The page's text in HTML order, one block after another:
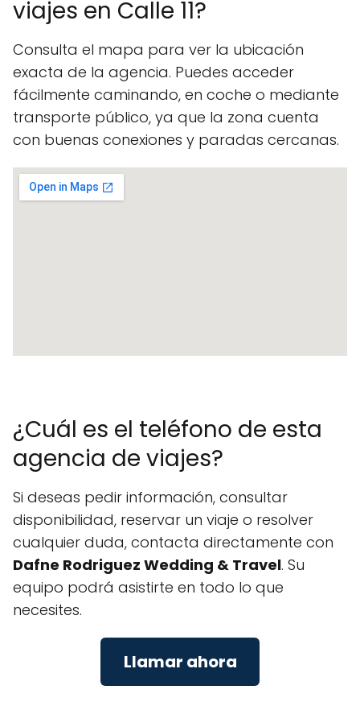
viajes en Calle 11?
Consulta el mapa para ver la ubicación
exacta de la agencia. Puedes acceder
fácilmente caminando, en coche o mediante
transporte público, ya que la zona cuenta
con buenas conexiones y paradas cercanas.
¿Cuál es el teléfono de esta
agencia de viajes?
Si deseas pedir información, consultar
disponibilidad, reservar un viaje o resolver
cualquier duda, contacta directamente con
Dafne Rodriguez Wedding & Travel. Su
equipo podrá asistirte en todo lo que
necesites.
Llamar ahora